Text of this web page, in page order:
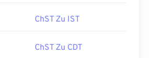
ChST Zu IST
ChST Zu CDT